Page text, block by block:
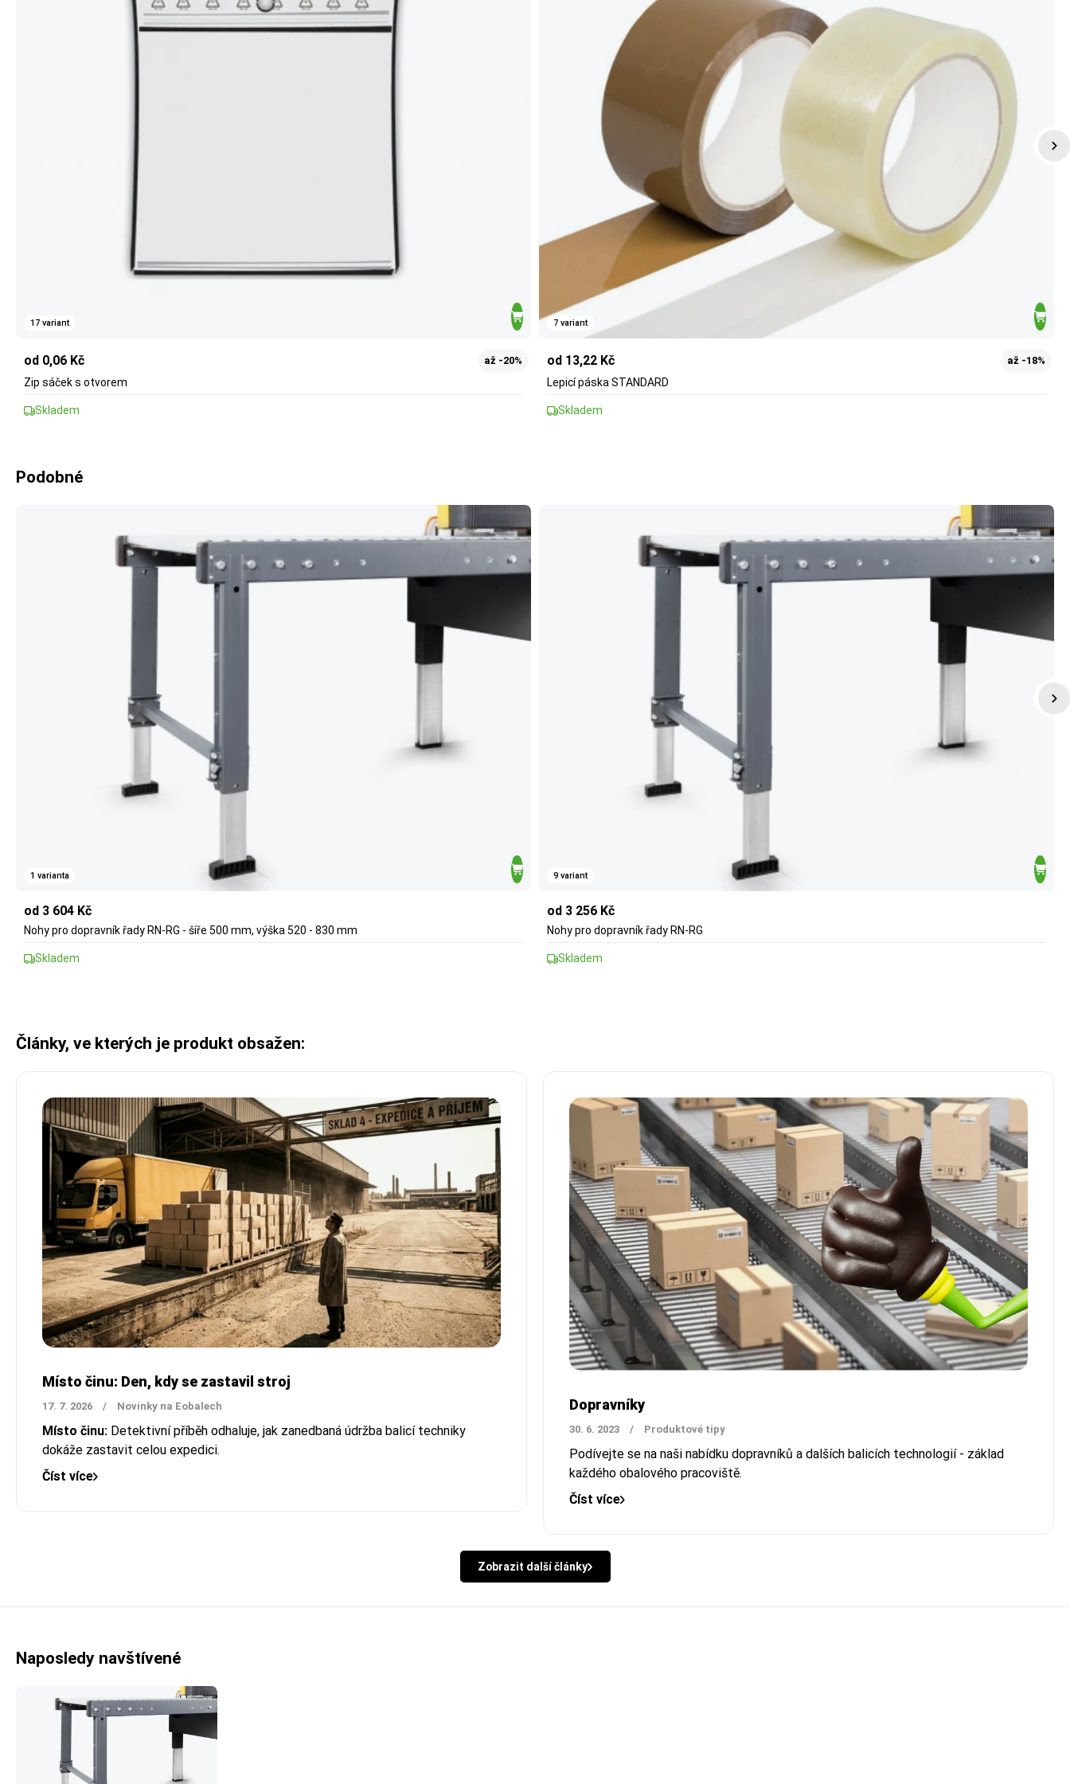
17 variant
od 0,06 Kč až -20%
Zip sáček s otvorem
Skladem
7 variant
od 13,22 Kč až -18%
Lepicí páska STANDARD
Skladem
Podobné
1 varianta
od 3 604 Kč
Nohy pro dopravník řady RN-RG - šíře 500 mm, výška 520 - 830 mm
Skladem
9 variant
od 3 256 Kč
Nohy pro dopravník řady RN-RG
Skladem
Články, ve kterých je produkt obsažen:
Místo činu: Den, kdy se zastavil stroj
17. 7. 2026 / Novinky na Eobalech
Místo činu: Detektivní příběh odhaluje, jak zanedbaná údržba balicí techniky
dokáže zastavit celou expedici.
Číst více
Dopravníky
30. 6. 2023 / Produktové tipy
Podívejte se na naši nabídku dopravníků a dalších balicích technologií - základ
každého obalového pracoviště.
Číst více
Zobrazit další články
Naposledy navštívené